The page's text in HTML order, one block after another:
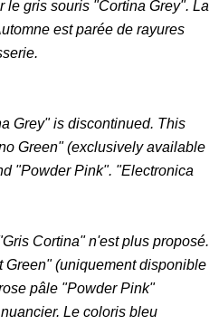
le gris souris "Cortina Grey". La
est parée de rayures
Grey" is discontinued. This
Green" (exclusively available
"Powder Pink". "Electronica
Cortina" n'est plus proposé.
Green" (uniquement disponible
pâle "Powder Pink"
Le coloris bleu